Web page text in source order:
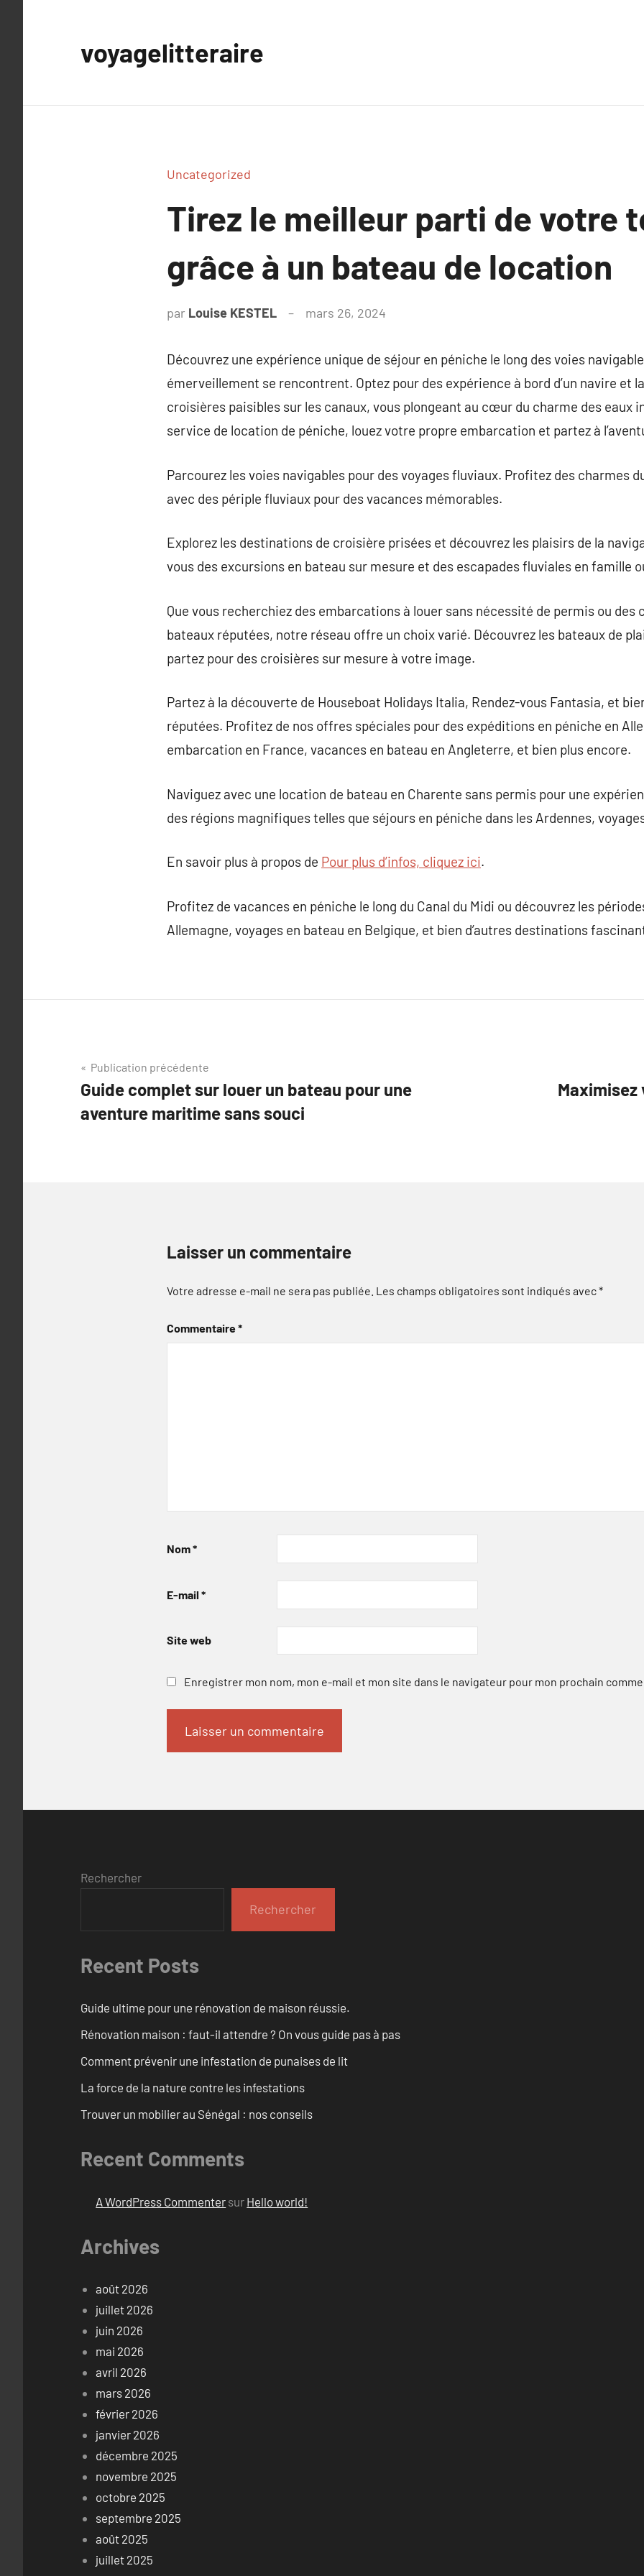
voyagelitteraire
Uncategorized
Tirez le meilleur parti de votre
grâce à un bateau de location
par Louise KESTEL mars 26, 2024
Découvrez une expérience unique de séjour en péniche le long des voies
émerveillement se rencontrent. Optez pour des expérience à bord d’un navire et
croisières paisibles sur les canaux, vous plongeant au cœur du charme des eaux
service de location de péniche, louez votre propre embarcation et partez à
Parcourez les voies navigables pour des voyages fluviaux. Profitez des charmes
avec des périple fluviaux pour des vacances mémorables.
Explorez les destinations de croisière prisées et découvrez les plaisirs de la
vous des excursions en bateau sur mesure et des escapades fluviales en famille
Que vous recherchiez des embarcations à louer sans nécessité de permis ou des
bateaux réputées, notre réseau offre un choix varié. Découvrez les bateaux de
partez pour des croisières sur mesure à votre image.
Partez à la découverte de Houseboat Holidays Italia, Rendez-vous Fantasia, et
réputées. Profitez de nos offres spéciales pour des expéditions en péniche en
embarcation en France, vacances en bateau en Angleterre, et bien plus encore.
Naviguez avec une location de bateau en Charente sans permis pour une
des régions magnifiques telles que séjours en péniche dans les Ardennes,
En savoir plus à propos de Pour plus d’infos, cliquez ici.
Profitez de vacances en péniche le long du Canal du Midi ou découvrez les
Allemagne, voyages en bateau en Belgique, et bien d’autres destinations
Navigation
de
l’article
Publication précédente
Guide complet sur louer un bateau pour une
aventure maritime sans souci
Maximisez
Laisser un commentaire
Votre adresse e-mail ne sera pas publiée. Les champs obligatoires sont indiqués avec*
Commentaire*
Nom*
E-mail *
Site web
Enregistrer mon nom, mon e-mail et mon site dans le navigateur pour mon prochain
Rechercher
Rechercher
Recent Posts
Guide ultime pour une rénovation de maison réussie.
Rénovation maison : faut-il attendre ? On vous guide pas à pas
Comment prévenir une infestation de punaises de lit
La force de la nature contre les infestations
Trouver un mobilier au Sénégal : nos conseils
Recent Comments
A WordPress Commenter sur Hello world!
Archives
août 2026
juillet 2026
juin 2026
mai 2026
avril 2026
mars 2026
février 2026
janvier 2026
décembre 2025
novembre 2025
octobre 2025
septembre 2025
août 2025
juillet 2025